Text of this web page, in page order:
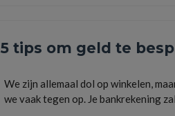
5 tips om geld te
We zijn allemaal dol op winkelen,
we vaak tegen op. Je bankrekening